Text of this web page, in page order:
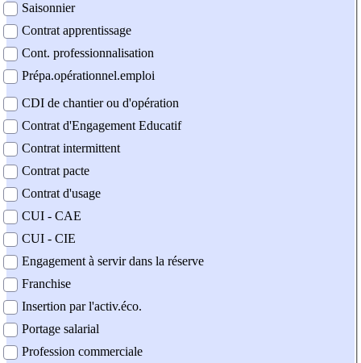
Saisonnier
Contrat apprentissage
Cont. professionnalisation
Prépa.opérationnel.emploi
CDI de chantier ou d'opération
Contrat d'Engagement Educatif
Contrat intermittent
Contrat pacte
Contrat d'usage
CUI - CAE
CUI - CIE
Engagement à servir dans la réserve
Franchise
Insertion par l'activ.éco.
Portage salarial
Profession commerciale